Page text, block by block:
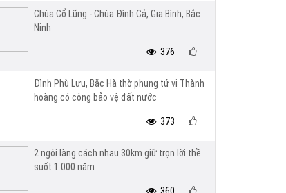
Chùa Cổ Lũng - Chùa Đình Cả, Gia Bình, Bắc
Ninh
376
Đình Phù Lưu, Bắc Hà thờ phụng tứ vị Thành
hoàng có công bảo vệ đất nước
373
2 ngôi làng cách nhau 30km giữ trọn lời thề
suốt 1.000 năm